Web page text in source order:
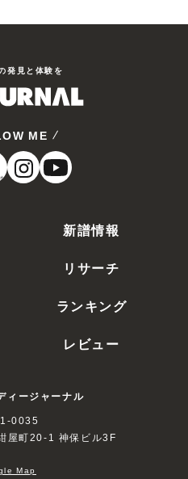
発⾒と体験を
ME
新譜情報
リサーチ
ランキング
レビュー
ィージャーナル
0035
屋町20-1 神保ビル3F
Map